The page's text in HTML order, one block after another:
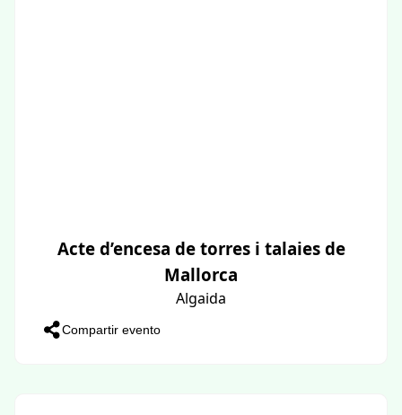
Acte d’encesa de torres i talaies de
Mallorca
Algaida
Compartir evento